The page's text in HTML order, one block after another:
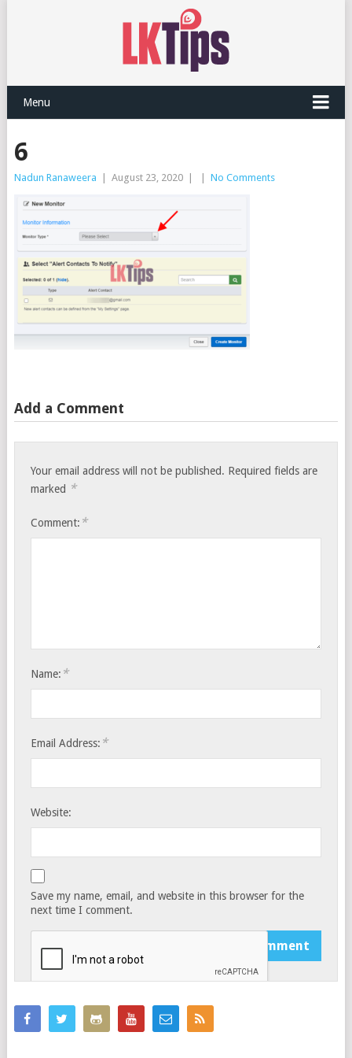
Menu
6
Nadun Ranaweera August 23, 2020 No Comments
Add a Comment
Your email address will not be published. Required fields are
marked *
Comment: *
Name: *
Email Address: *
Website:
Save my name, email, and website in this browser for the
next time I comment.